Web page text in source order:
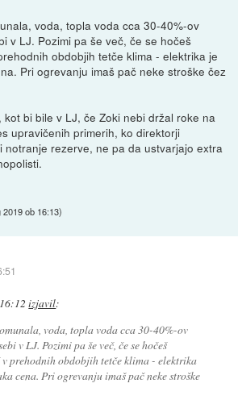
voda, topla voda cca 30-40%-ov
v LJ. Pozimi pa še več, če se hočeš
obdobjih tetče klima - elektrika je
Pri ogrevanju imaš pač neke stroške čez
bi bile v LJ, če Zoki nebi držal roke na
upravičenih primerih, ko direktorji
notranje rezerve, ne pa da ustvarjajo extra
2019 ob 16:13)
izjavil:
voda, topla voda cca 30-40%-ov
v LJ. Pozimi pa še več, če se hočeš
prehodnih obdobjih tetče klima - elektrika
cena. Pri ogrevanju imaš pač neke stroške